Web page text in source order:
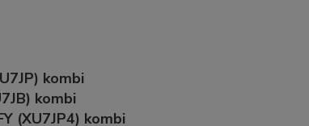
kombi
kombi
(XU7JP4) kombi